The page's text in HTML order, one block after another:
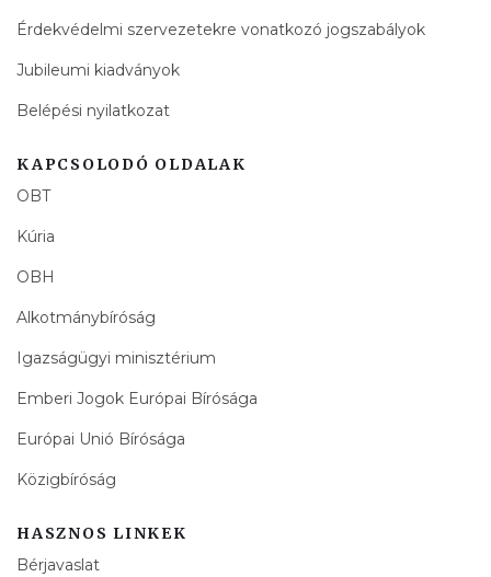
Érdekvédelmi szervezetekre vonatkozó jogszabályok
Jubileumi kiadványok
Belépési nyilatkozat
KAPCSOLODÓ OLDALAK
OBT
Kúria
OBH
Alkotmánybíróság
Igazságügyi minisztérium
Emberi Jogok Európai Bírósága
Európai Unió Bírósága
Közigbíróság
HASZNOS LINKEK
Bérjavaslat